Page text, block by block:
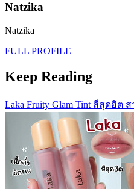
Natzika
Natzika
FULL PROFILE
Keep Reading
Laka Fruity Glam Tint สีสุดฮิต